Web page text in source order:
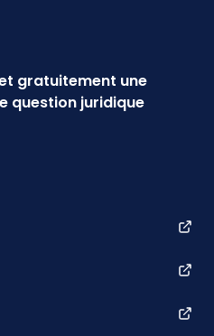
gratuitement une
question juridique